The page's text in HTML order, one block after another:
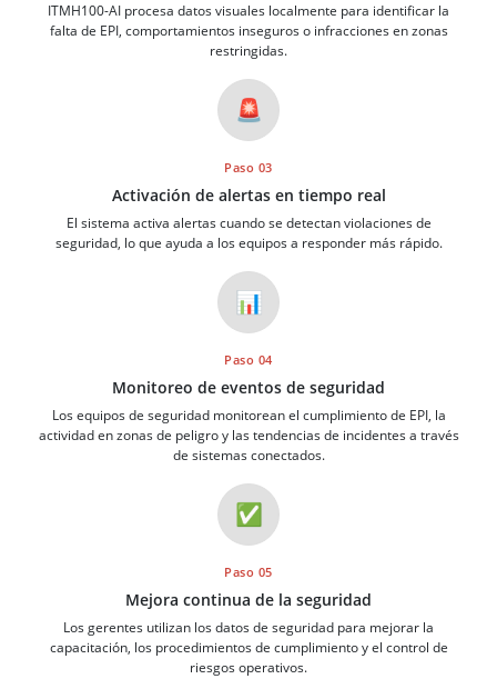
ITMH100-AI procesa datos visuales localmente para identificar la
falta de EPI, comportamientos inseguros o infracciones en zonas
restringidas.
🚨
Paso 03
Activación de alertas en tiempo real
El sistema activa alertas cuando se detectan violaciones de
seguridad, lo que ayuda a los equipos a responder más rápido.
📊
Paso 04
Monitoreo de eventos de seguridad
Los equipos de seguridad monitorean el cumplimiento de EPI, la
actividad en zonas de peligro y las tendencias de incidentes a través
de sistemas conectados.
✅
Paso 05
Mejora continua de la seguridad
Los gerentes utilizan los datos de seguridad para mejorar la
capacitación, los procedimientos de cumplimiento y el control de
riesgos operativos.